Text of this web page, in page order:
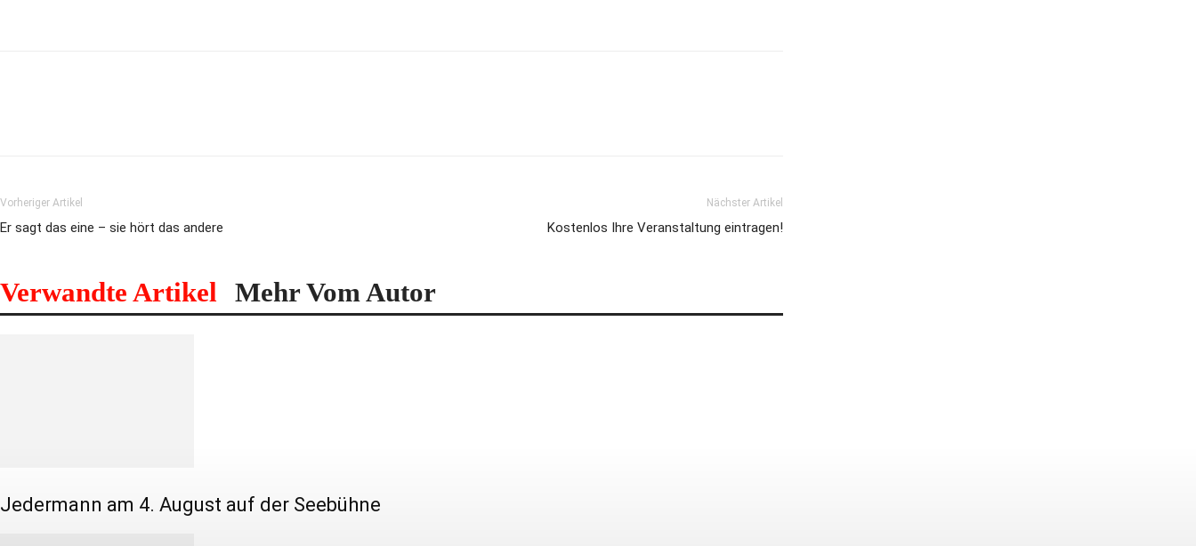
Vorheriger Artikel
Er sagt das eine – sie hört das andere
Nächster Artikel
Kostenlos Ihre Veranstaltung eintragen!
Verwandte Artikel Mehr Vom Autor
Jedermann am 4. August auf der Seebühne